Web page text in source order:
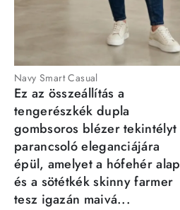
Navy Smart Casual
Ez az összeállítás a
tengerészkék dupla
gombsoros blézer tekintélyt
parancsoló eleganciájára
épül, amelyet a hófehér alap
és a sötétkék skinny farmer
tesz igazán maivá...